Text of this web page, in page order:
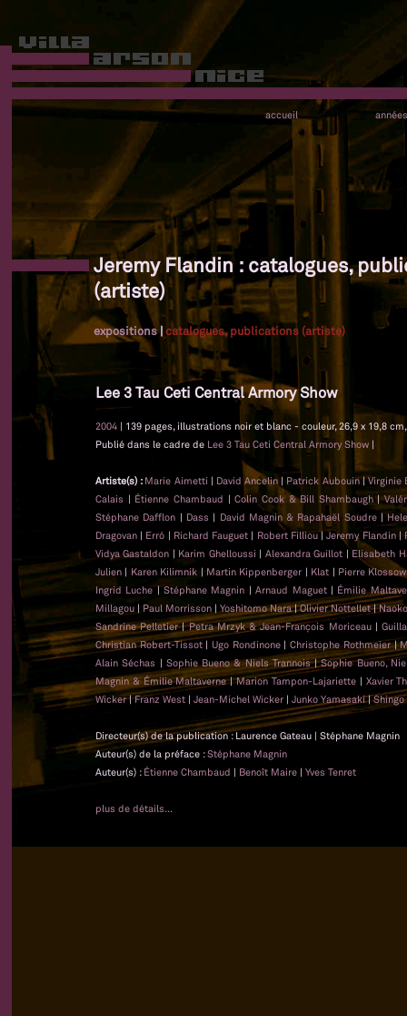
accueil années
Jeremy Flandin : catalogues,
(artiste)
expositions|catalogues, publications (artiste)
Lee 3 Tau Ceti Central Armory Show
2004 | 139 pages, illustrations noir et blanc - couleur, 26,9 x 19,8
Publié dans le cadre de Lee 3 Tau Ceti Central Armory Show |
Artiste(s) : Marie Aimetti | David Ancelin| Patrick Aubouin|Virginie
Calais | Étienne Chambaud |Colin Cook & Bill Shambaugh|
Stéphane Dafflon | Dass | David Magnin & Rapahaël Soudre|
Dragovan | Erró | Richard Fauguet | Robert Filliou|Jeremy Flandin|
Vidya Gastaldon | Karim Ghelloussi | Alexandra Guillot | Elisabeth
Julien | Karen Kilimnik | Martin Kippenberger | Klat | Pierre
Ingrid Luche|Stéphane Magnin |Arnaud Maguet| Émilie
Millagou |Paul Morrisson | Yoshitomo Nara|Olivier Nottellet|
Sandrine Pelletier|Petra Mrzyk & Jean-François Moriceau|
Christian Robert-Tissot| Ugo Rondinone|Christophe Rothmeier|
Alain Séchas | Sophie Bueno & Niels Trannois|Sophie Bueno,
Magnin & Émilie Maltaverne|Marion Tampon-Lajariette| Xavier
Wicker|Franz West | Jean-Michel Wicker | Junko Yamasaki|Shingo
Directeur(s) de la publication : Laurence Gateau | Stéphane Magnin
Auteur(s) de la préface :Stéphane Magnin
Auteur(s) : Étienne Chambaud | Benoît Maire | Yves Tenret
plus de détails...